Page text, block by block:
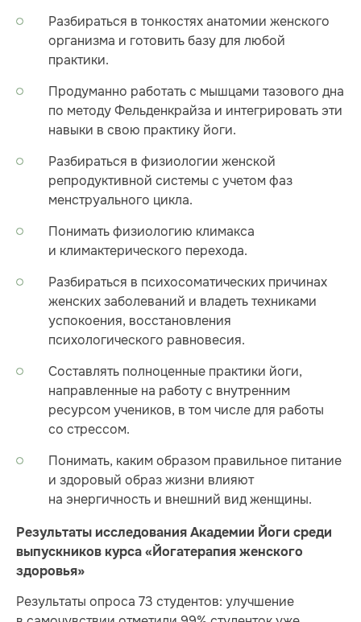
Разбираться в тонкостях анатомии женского
организма и готовить базу для любой
практики.
Продуманно работать с мышцами тазового дна
по методу Фельденкрайза и интегрировать эти
навыки в свою практику йоги.
Разбираться в физиологии женской
репродуктивной системы с учетом фаз
менструального цикла.
Понимать физиологию климакса
и климактерического перехода.
Разбираться в психосоматических причинах
женских заболеваний и владеть техниками
успокоения, восстановления
психологического равновесия.
Составлять полноценные практики йоги,
направленные на работу с внутренним
ресурсом учеников, в том числе для работы
со стрессом.
Понимать, каким образом правильное питание
и здоровый образ жизни влияют
на энергичность и внешний вид женщины.
Результаты исследования Академии Йоги среди
выпускников курса «Йогатерапия женского
здоровья»
Результаты опроса 73 студентов: улучшение